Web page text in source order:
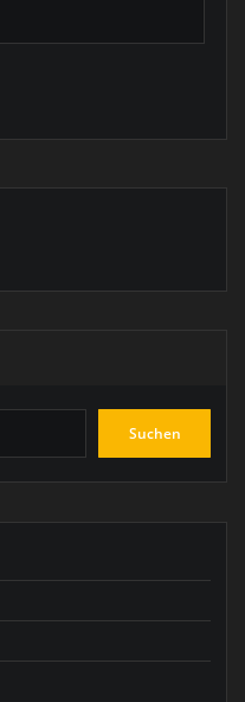
Suchen